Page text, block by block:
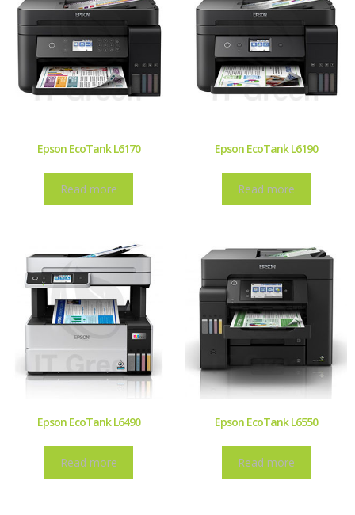
Epson EcoTank L6170
Read more
Epson EcoTank L6190
Read more
Epson EcoTank L6490
Read more
Epson EcoTank L6550
Read more